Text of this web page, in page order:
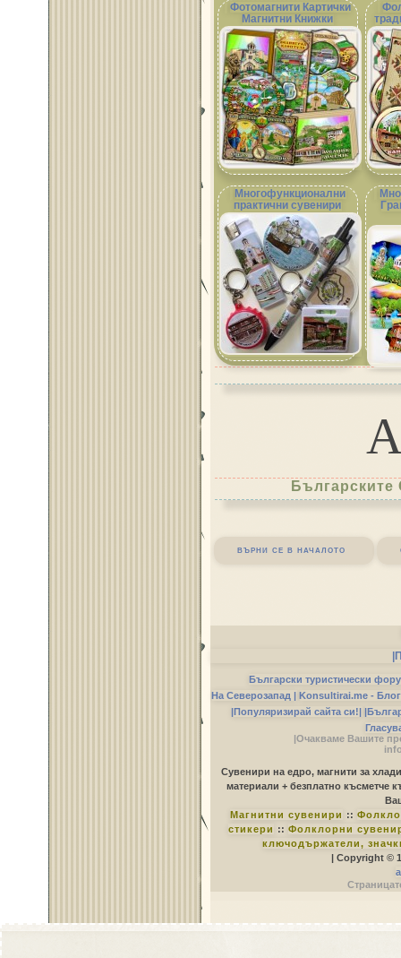
Фотомагнити Картички
Магнитни Книжки
Многофункционални
практични сувенири
върни се в началото
Български туристически
На Северозапад |
Konsultirai.me -
|Популяризирай сайта си!|
|Очакваме Вашите
Сувенири на едро, магнити за
материали + безплатно късметче
Магнитни сувенири ::
стикери :: Фолклорни
ключодържатели,
| Copyright ©